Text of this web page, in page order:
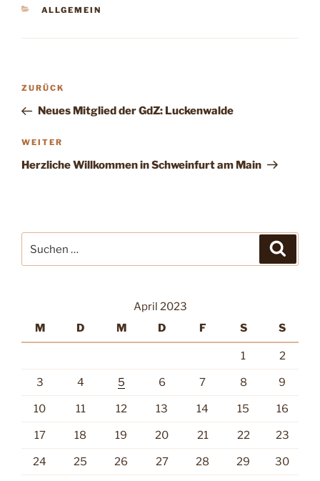
KATEGORIEN
ALLGEMEIN
Beitragsnavigation
Vorheriger
Beitrag
ZURÜCK
Neues Mitglied der GdZ: Luckenwalde
Nächster
Beitrag
WEITER
Herzliche Willkommen in Schweinfurt am Main
nach:
April 2023
M
D M D F S S
1 2
3 4 5 6 7 8 9
10 11 12 13 14 15 16
17 18 19 20 21 22 23
24 25 26 27 28 29 30